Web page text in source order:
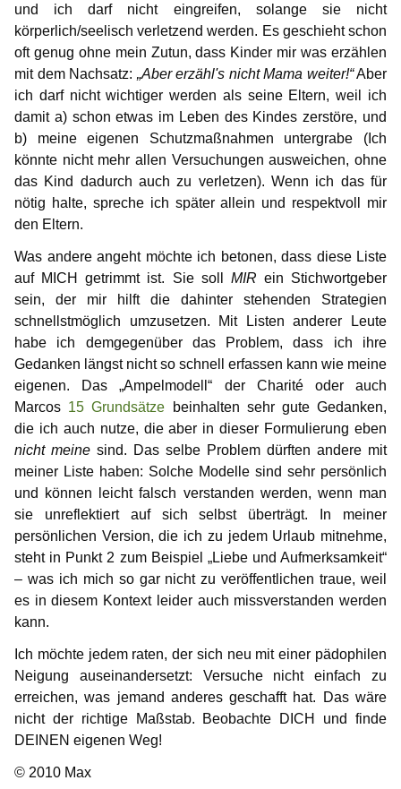
und ich darf nicht eingreifen, solange sie nicht
körperlich/seelisch verletzend werden. Es geschieht schon
oft genug ohne mein Zutun, dass Kinder mir was erzählen
mit dem Nachsatz: „Aber erzähl's nicht Mama weiter!“Aber
ich darf nicht wichtiger werden als seine Eltern, weil ich
damit a) schon etwas im Leben des Kindes zerstöre, und
b) meine eigenen Schutzmaßnahmen untergrabe (Ich
könnte nicht mehr allen Versuchungen ausweichen, ohne
das Kind dadurch auch zu verletzen). Wenn ich das für
nötig halte, spreche ich später allein und respektvoll mir
den Eltern.
Was andere angeht möchte ich betonen, dass diese Liste
auf MICH getrimmt ist. Sie soll MIR ein Stichwortgeber
sein, der mir hilft die dahinter stehenden Strategien
schnellstmöglich umzusetzen. Mit Listen anderer Leute
habe ich demgegenüber das Problem, dass ich ihre
Gedanken längst nicht so schnell erfassen kann wie meine
eigenen. Das „Ampelmodell“ der Charité oder auch
Marcos 15 Grundsätze beinhalten sehr gute Gedanken,
die ich auch nutze, die aber in dieser Formulierung eben
nicht meine sind. Das selbe Problem dürften andere mit
meiner Liste haben: Solche Modelle sind sehr persönlich
und können leicht falsch verstanden werden, wenn man
sie unreflektiert auf sich selbst überträgt. In meiner
persönlichen Version, die ich zu jedem Urlaub mitnehme,
steht in Punkt 2 zum Beispiel „Liebe und Aufmerksamkeit“
– was ich mich so gar nicht zu veröffentlichen traue, weil
es in diesem Kontext leider auch missverstanden werden
kann.
Ich möchte jedem raten, der sich neu mit einer pädophilen
Neigung auseinandersetzt: Versuche nicht einfach zu
erreichen, was jemand anderes geschafft hat. Das wäre
nicht der richtige Maßstab. Beobachte DICH und finde
DEINEN eigenen Weg!
© 2010 Max